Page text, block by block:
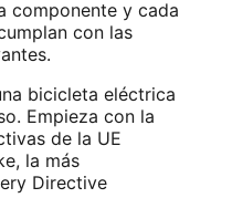
componente y cada
con las
bicicleta eléctrica
Empieza con la
de la UE
la más
Directive